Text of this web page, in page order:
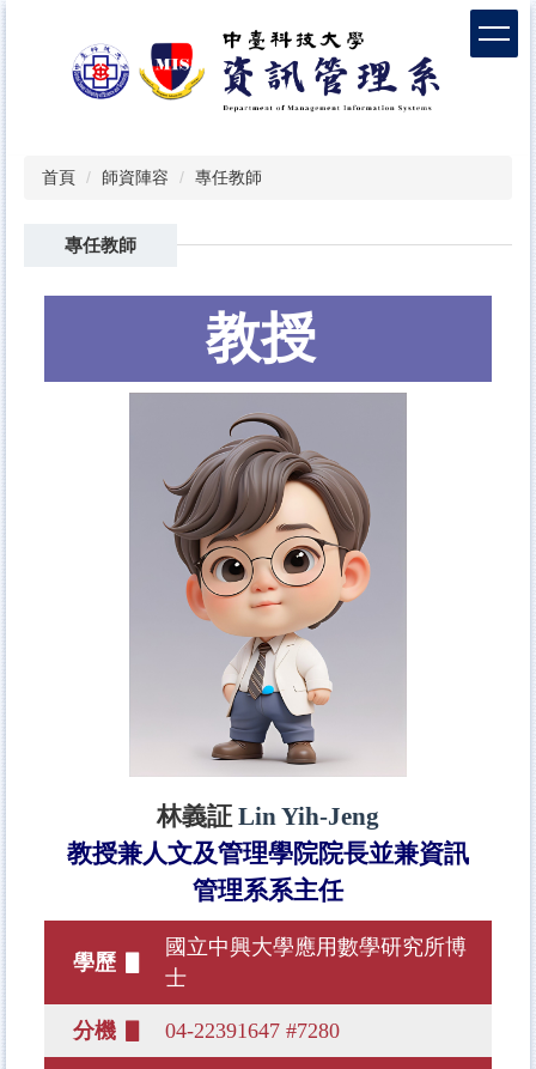
首頁 師資陣容 專任教師
專任教師
教授
林義証 Lin Yih-Jeng
教授兼人文及管理學院院長並兼資訊
管理系系主任
學歷 ▋
國立中興大學應用數學研究所博
士
分機 ▋ 04-22391647 #7280